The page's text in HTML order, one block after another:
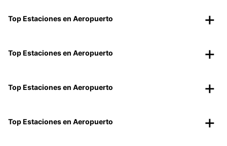
Top Estaciones en Aeropuerto
Top Estaciones en Aeropuerto
Top Estaciones en Aeropuerto
Top Estaciones en Aeropuerto